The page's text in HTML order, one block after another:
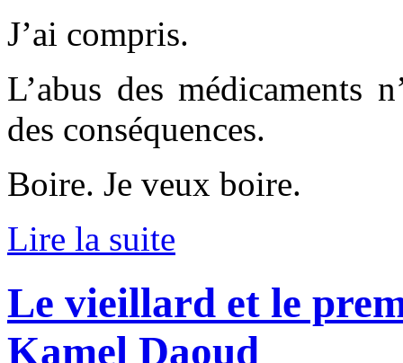
J’ai compris.
L’abus des médicaments
des conséquences.
Boire. Je veux boire.
Lire la suite
Le vieillard et le
Kamel Daoud